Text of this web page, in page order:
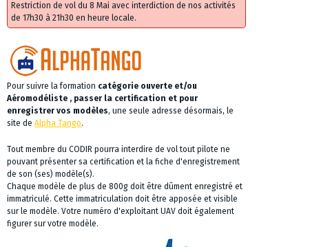
Restriction de vol du 8 Mai avec interdiction de nos activités
de 17h30 à 21h30 en heure locale.
Pour suivre la formation catégorie ouverte et/ou
Aéromodéliste , passer la certification et pour
enregistrer vos modèles, une seule adresse désormais, le
site deAlpha Tango.
Tout membre du CODIR pourra interdire de vol tout pilote ne
pouvant présenter sa certification et la fiche d'enregistrement
de son (ses) modèle(s).
Chaque modèle de plus de 800g doit être dûment enregistré et
immatriculé. Cette immatriculation doit être apposée et visible
sur le modèle. Votre numéro d'exploitant UAV doit également
figurer sur votre modèle.